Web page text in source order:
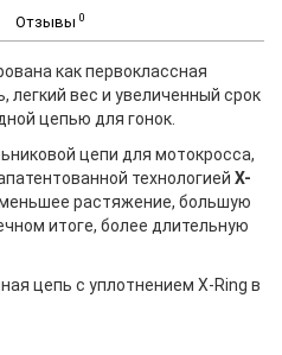
Отзывы 0
как первоклассная
легкий вес и увеличенный срок
цепью для гонок.
цепи для мотокросса,
технологией X-
растяжение, большую
итоге, более длительную
цепь с уплотнением X-Ring в